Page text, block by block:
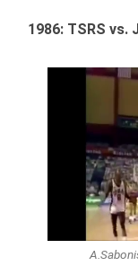
1986: TSRS vs.